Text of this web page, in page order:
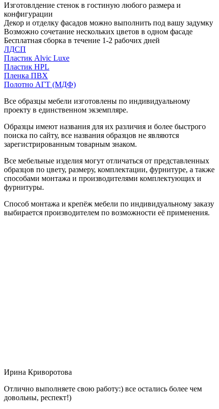
Изготовлдение стенок в гостиную любого размера и
конфигурации
Декор и отделку фасадов можно выполнить под вашу задумку
Возможно сочетание нескольких цветов в одном фасаде
Бесплатная сборка в течение 1-2 рабочих дней
ЛДСП
Пластик Alvic Luxe
Пластик HPL
Пленка ПВХ
Полотно АГТ (МДФ)
Все образцы мебели изготовлены по индивидуальному
проекту в единственном экземпляре.
Образцы имеют названия для их различия и более быстрого
поиска по сайту, все названия образцов не являются
зарегистрированным товарным знаком.
Все мебельные изделия могут отличаться от представленных
образцов по цвету, размеру, комплектации, фурнитуре, а также
способами монтажа и производителями комплектующих и
фурнитуры.
Способ монтажа и крепёж мебели по индивидуальному заказу
выбирается производителем по возможности её применения.
Ирина Криворотова
Отлично выполняете свою работу:) все остались более чем
довольны, респект!)